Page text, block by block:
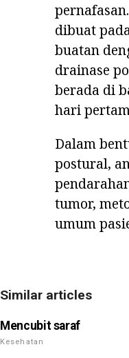
dibuat
buatan
drainase
berada di
hari
Dalam
postural,
tumor,
umum
Similar articles
Mencubit saraf
Kesehatan